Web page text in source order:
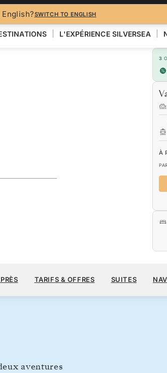
SWITCH TO ENGLISH
L'EXPÉRIENCE SILVERSEA
3
À
PAR VOYAGEUR, AVEC LE TARIF ALL-INCLUSIVE
TARIFS & OFFRES SUITES
aventures